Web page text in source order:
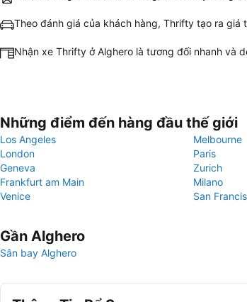
Theo đánh giá của khách hàng, Thrifty tạo ra giá
Nhận xe Thrifty ở Alghero là tương đối nhanh và
Những điểm đến hàng đầu thế giới
Los Angeles
Melbourne
London
Paris
Geneva
Zurich
Frankfurt am Main
Milano
Venice
San
Gần Alghero
Sân bay Alghero